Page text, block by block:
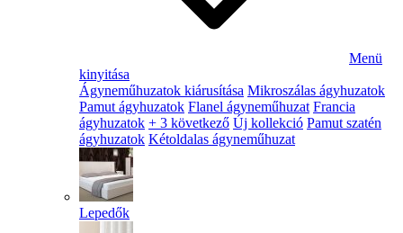
Menü
kinyitása
Ágyneműhuzatok kiárusítása Mikroszálas ágyhuzatok
Pamut ágyhuzatok Flanel ágyneműhuzat Francia
ágyhuzatok + 3 következő Új kollekció Pamut szatén
ágyhuzatok Kétoldalas ágyneműhuzat
Lepedők